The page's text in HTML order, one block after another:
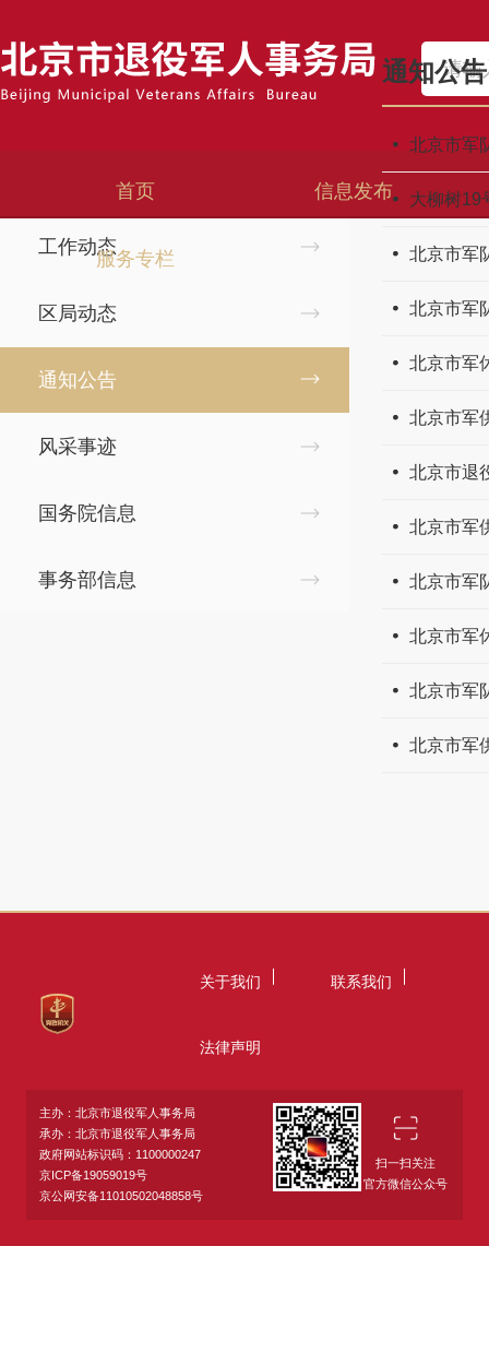
首页 信息发布
服务专栏
信息发布
时政要闻
工作动态
区局动态
通知公告
风采事迹
国务院信息
事务部信息
通知公告
北京市军
大柳树19
北京市军
北京市军
北京市军
北京市军
北京市退
北京市军
北京市军
北京市军
北京市军
关于我们 联系我们
法律声明
主办：北京市退役军人事务局
承办：北京市退役军人事务局
政府网站标识码：1100000247
京ICP备19059019号
京公网安备11010502048858号
扫一扫关注
官方微信公众号